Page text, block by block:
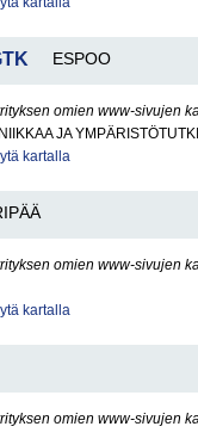
ESPOO
omien www-sivujen
JA
kartalla
omien www-sivujen
kartalla
omien www-sivujen